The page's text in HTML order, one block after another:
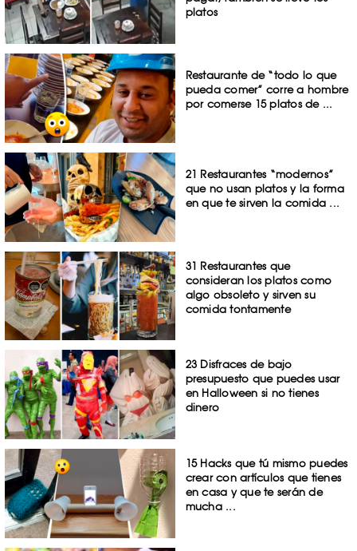
platos
Restaurante de “todo lo que
pueda comer” corre a hombre
por comerse 15 platos de ...
21 Restaurantes “modernos”
que no usan platos y la forma
en que te sirven la comida ...
31 Restaurantes que
consideran los platos como
algo obsoleto y sirven su
comida tontamente
23 Disfraces de bajo
presupuesto que puedes usar
en Halloween si no tienes
dinero
15 Hacks que tú mismo puedes
crear con artículos que tienes
en casa y que te serán de
mucha ...